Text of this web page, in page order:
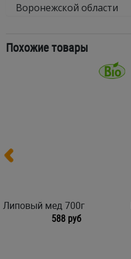
Воронежской области
Похожие товары
Липовый мед 700г
588 руб